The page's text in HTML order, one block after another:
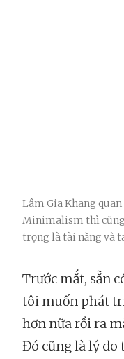
Lâm Gia Khang
Minimalism thì cũng
trọng là tài năng và
Trước mắt, sẵn
tôi muốn phát
hơn nữa rồi ra
Đó cũng là lý